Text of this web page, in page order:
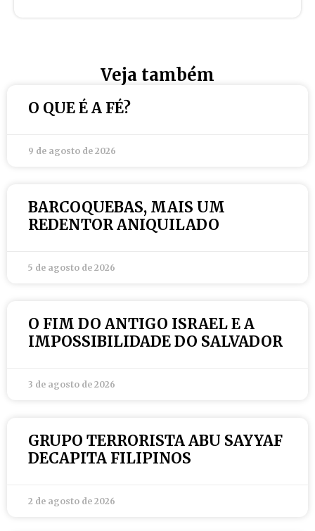
Veja também
O QUE É A FÉ?
9 de agosto de 2026
BARCOQUEBAS, MAIS UM
REDENTOR ANIQUILADO
5 de agosto de 2026
O FIM DO ANTIGO ISRAEL E A
IMPOSSIBILIDADE DO SALVADOR
3 de agosto de 2026
GRUPO TERRORISTA ABU SAYYAF
DECAPITA FILIPINOS
2 de agosto de 2026